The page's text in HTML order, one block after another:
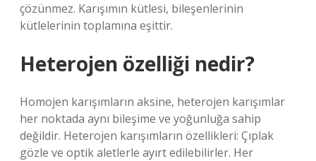
çözünmez. Karışımın kütlesi, bileşenlerinin
kütlelerinin toplamına eşittir.
Heterojen özelliği nedir?
Homojen karışımların aksine, heterojen karışımlar
her noktada aynı bileşime ve yoğunluğa sahip
değildir. Heterojen karışımların özellikleri: Çıplak
gözle ve optik aletlerle ayırt edilebilirler. Her